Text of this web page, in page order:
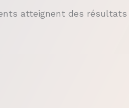
atteignent des résultats